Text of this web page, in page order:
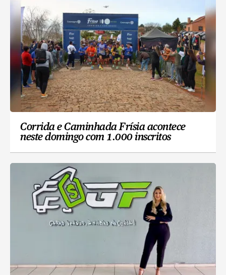
Corrida e Caminhada Frísia acontece
neste domingo com 1.000 inscritos